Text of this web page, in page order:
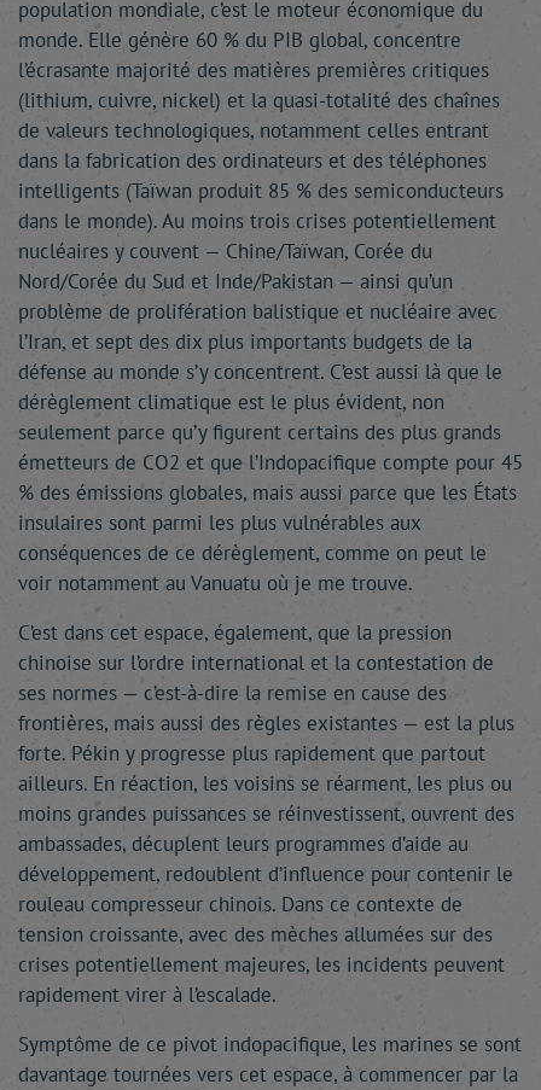
population mondiale, c’est le moteur économique du
monde. Elle génère 60 % du PIB global, concentre
l’écrasante majorité des matières premières critiques
(lithium, cuivre, nickel) et la quasi-totalité des chaînes
de valeurs technologiques, notamment celles entrant
dans la fabrication des ordinateurs et des téléphones
intelligents (Taïwan produit 85 % des semiconducteurs
dans le monde). Au moins trois crises potentiellement
nucléaires y couvent — Chine/Taïwan, Corée du
Nord/Corée du Sud et Inde/Pakistan — ainsi qu’un
problème de prolifération balistique et nucléaire avec
l’Iran, et sept des dix plus importants budgets de la
défense au monde s’y concentrent. C’est aussi là que le
dérèglement climatique est le plus évident, non
seulement parce qu’y figurent certains des plus grands
émetteurs de CO2 et que l’Indopacifique compte pour 45
% des émissions globales, mais aussi parce que les États
insulaires sont parmi les plus vulnérables aux
conséquences de ce dérèglement, comme on peut le
voir notamment au Vanuatu où je me trouve.
C’est dans cet espace, également, que la pression
chinoise sur l’ordre international et la contestation de
ses normes — c’est-à-dire la remise en cause des
frontières, mais aussi des règles existantes — est la plus
forte. Pékin y progresse plus rapidement que partout
ailleurs. En réaction, les voisins se réarment, les plus ou
moins grandes puissances se réinvestissent, ouvrent des
ambassades, décuplent leurs programmes d’aide au
développement, redoublent d’influence pour contenir le
rouleau compresseur chinois. Dans ce contexte de
tension croissante, avec des mèches allumées sur des
crises potentiellement majeures, les incidents peuvent
rapidement virer à l’escalade.
Symptôme de ce pivot indopacifique, les marines se sont
davantage tournées vers cet espace, à commencer par la